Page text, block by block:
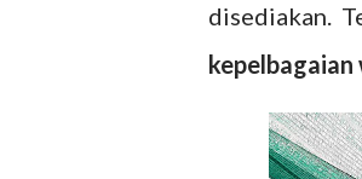
disediakan.
kepelbagaian